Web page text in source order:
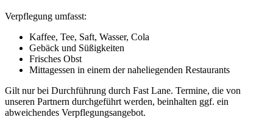
Verpflegung umfasst:
Kaffee, Tee, Saft, Wasser, Cola
Gebäck und Süßigkeiten
Frisches Obst
Mittagessen in einem der naheliegenden Restaurants
Gilt nur bei Durchführung durch Fast Lane. Termine, die von
unseren Partnern durchgeführt werden, beinhalten ggf. ein
abweichendes Verpflegungsangebot.